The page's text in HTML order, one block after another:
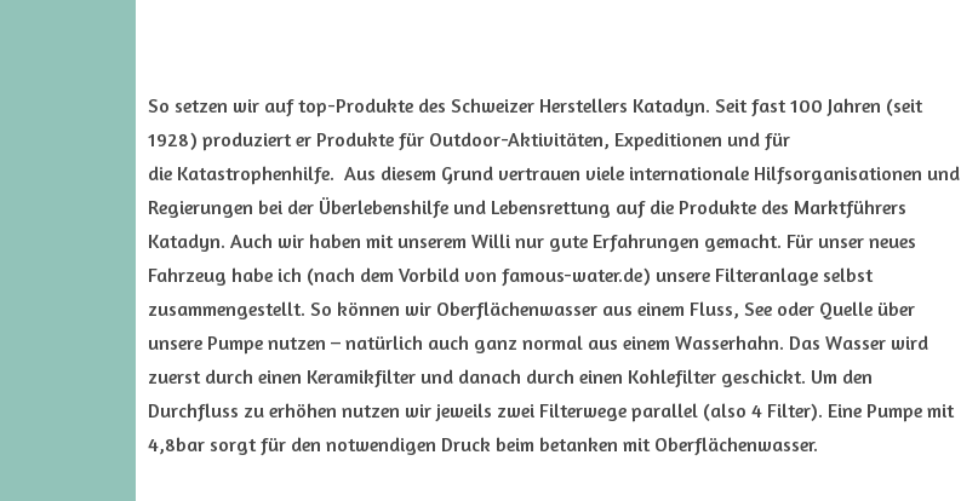
So setzen wir auf top-Produkte des Schweizer Herstellers Katadyn. Seit fast 100 Jahren (seit
1928) produziert er Produkte für Outdoor-Aktivitäten, Expeditionen und für
die Katastrophenhilfe. Aus diesem Grund vertrauen viele internationale Hilfsorganisationen und
Regierungen bei der Überlebenshilfe und Lebensrettung auf die Produkte des Marktführers
Katadyn. Auch wir haben mit unserem Willi nur gute Erfahrungen gemacht. Für unser neues
Fahrzeug habe ich (nach dem Vorbild von famous-water.de) unsere Filteranlage selbst
zusammengestellt. So können wir Oberflächenwasser aus einem Fluss, See oder Quelle über
unsere Pumpe nutzen – natürlich auch ganz normal aus einem Wasserhahn. Das Wasser wird
zuerst durch einen Keramikfilter und danach durch einen Kohlefilter geschickt. Um den
Durchfluss zu erhöhen nutzen wir jeweils zwei Filterwege parallel (also 4 Filter). Eine Pumpe mit
4,8bar sorgt für den notwendigen Druck beim betanken mit Oberflächenwasser.